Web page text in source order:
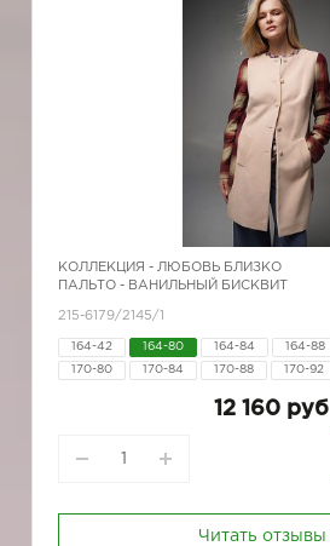
КОЛЛЕКЦИЯ - ЛЮБОВЬ БЛИЗКО
ПАЛЬТО - ВАНИЛЬНЫЙ БИСКВИТ
215-6179/2145/1
164-42 164-80 164-84 164-88
170-80 170-84 170-88 170-92
12 160 руб
Читать отзывы